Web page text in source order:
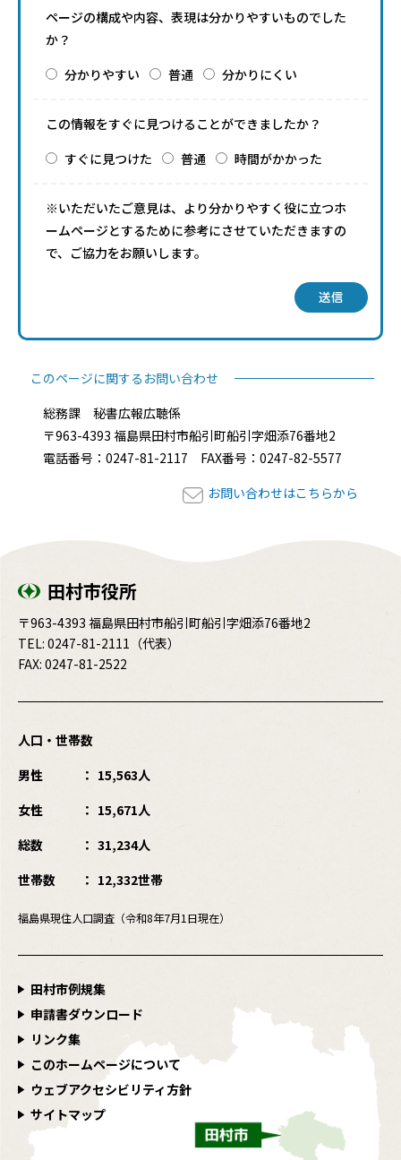
ページの構成や内容、表現は分かりやすいものでした
か？
分かりやすい
普通 分かりにくい
この情報をすぐに見つけることができましたか？
すぐに見つけた
普通 時間がかかった
※いただいたご意見は、より分かりやすく役に立つホ
ームページとするために参考にさせていただきますの
で、ご協力をお願いします。
送信
このページに関するお問い合わせ
総務課 秘書広報広聴係
〒963-4393 福島県田村市船引町船引字畑添76番地2
電話番号：0247-81-2117 FAX番号：0247-82-5577
お問い合わせはこちらから
田村市役所
〒963-4393 福島県田村市船引町船引字畑添76番地2
TEL: 0247-81-2111 （代表）
FAX: 0247-81-2522
人口・世帯数
男性
15,563人
女性
15,671人
総数
31,234人
世帯数
12,332世帯
福島県現住人口調査（令和8年7月1日現在）
田村市例規集
申請書ダウンロード
リンク集
このホームページについて
ウェブアクセシビリティ方針
サイトマップ